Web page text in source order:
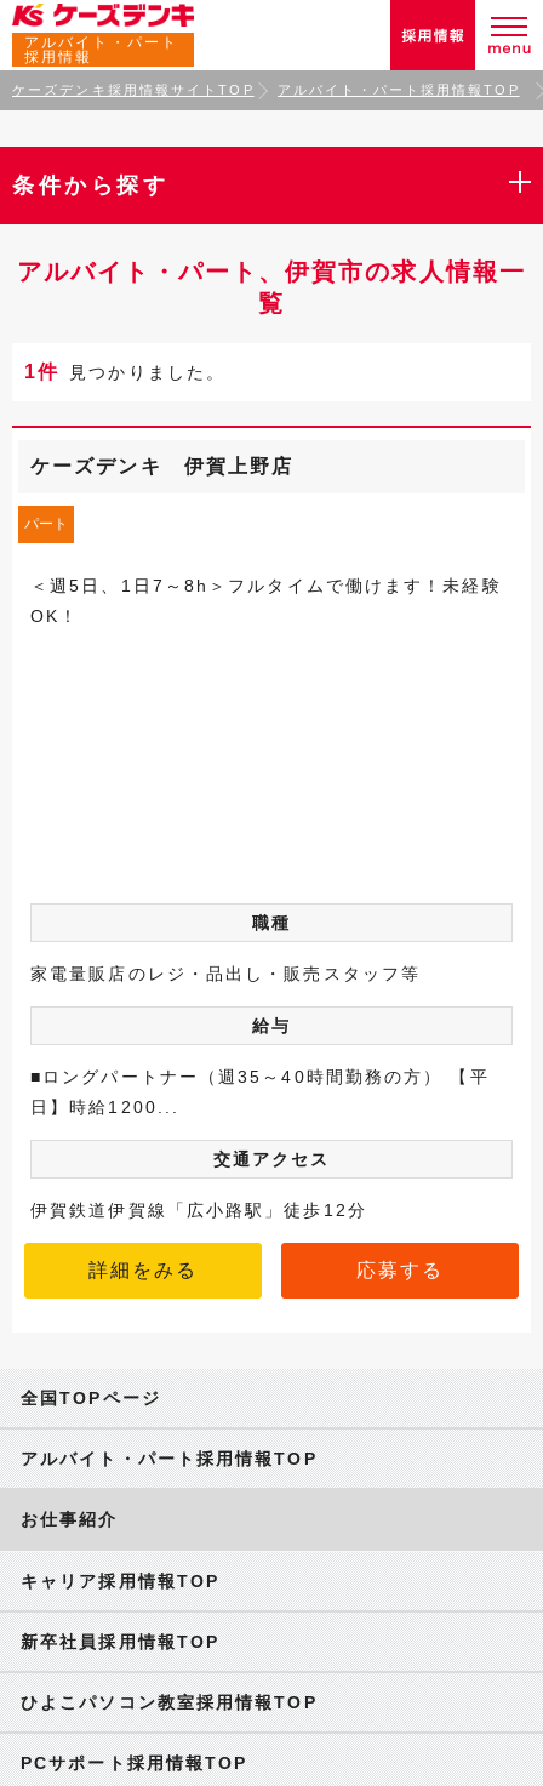
アルバイト・パート
採用情報
ケーズデンキ採用情報サイトTOP アルバイト・パート採用情報TOP
条件から探す
アルバイト・パート、伊賀市の求人情報一
覧
1件 見つかりました。
ケーズデンキ 伊賀上野店
パート
＜週5日、1日7～8h＞フルタイムで働けます！未経験
OK！
職種
家電量販店のレジ・品出し・販売スタッフ等
給与
■ロングパートナー（週35～40時間勤務の方） 【平
日】時給1200...
交通アクセス
伊賀鉄道伊賀線「広小路駅」徒歩12分
詳細をみる 応募する
全国TOPページ
アルバイト・パート採用情報TOP
お仕事紹介
キャリア採用情報TOP
新卒社員採用情報TOP
ひよこパソコン教室採用情報TOP
PCサポート採用情報TOP